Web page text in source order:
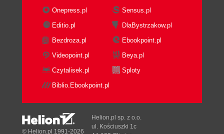
Onepress.pl
Sensus.pl
Editio.pl
DlaBystrzakow.pl
Bezdroza.pl
Ebookpoint.pl
Videopoint.pl
Beya.pl
Czytalisek.pl
Sploty
Biblio.Ebookpoint.pl
© Helion.pl 1991-2026
Helion.pl sp. z o.o.
ul. Kościuszki 1c